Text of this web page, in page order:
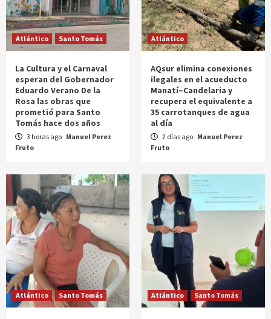
Atlántico Santo Tomás
La Cultura y el Carnaval
esperan del Gobernador
Eduardo Verano De la
Rosa las obras que
prometió para Santo
Tomás hace dos años
3 horas ago Manuel Perez
Fruto
Atlántico
AQsur elimina conexiones
ilegales en el acueducto
Manatí–Candelaria y
recupera el equivalente a
35 carrotanques de agua
al día
2 días ago Manuel Perez
Fruto
Atlántico Santo Tomás Atlántico Santo Tomás